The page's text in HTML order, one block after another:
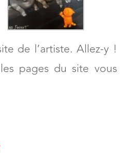
de l’artiste. Allez-y !
pages du site vous